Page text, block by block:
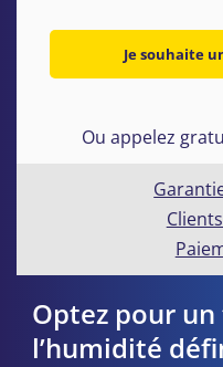
Je souhaite
Ou appelez
Optez pour
l’humidité